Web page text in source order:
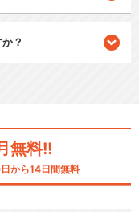
？
無料!!
から14日間無料